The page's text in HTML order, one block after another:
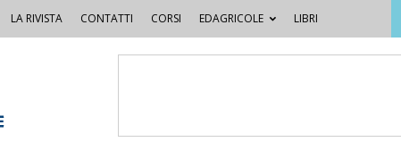
LA RIVISTA CONTATTI CORSI EDAGRICOLE LIBRI